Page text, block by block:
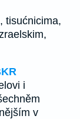
tisućnicima,
i
v